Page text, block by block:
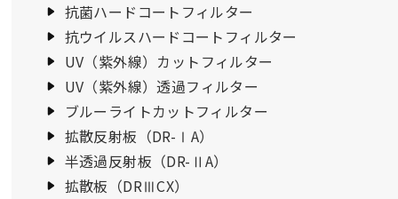
抗菌ハードコートフィルター
抗ウイルスハードコートフィルター
UV（紫外線）カットフィルター
UV（紫外線）透過フィルター
ブルーライトカットフィルター
拡散反射板（DR-ⅠA）
半透過反射板（DR-ⅡA）
拡散板（DRⅢCX）